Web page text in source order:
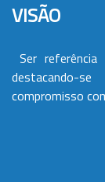
VISÃO
Ser referência
destacando-
compromisso